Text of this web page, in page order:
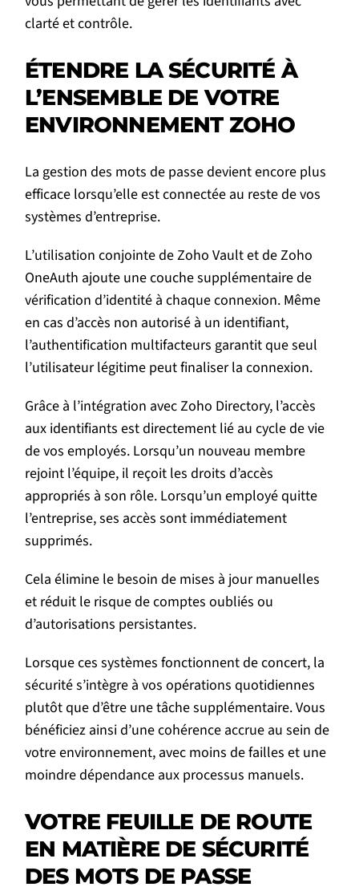
clarté et contrôle.
ÉTENDRE LA SÉCURITÉ À
L’ENSEMBLE DE VOTRE
ENVIRONNEMENT ZOHO
La gestion des mots de passe devient encore plus
efficace lorsqu’elle est connectée au reste de vos
systèmes d’entreprise.
L’utilisation conjointe de Zoho Vault et de Zoho
OneAuth ajoute une couche supplémentaire de
vérification d’identité à chaque connexion. Même
en cas d’accès non autorisé à un identifiant,
l’authentification multifacteurs garantit que seul
l’utilisateur légitime peut finaliser la connexion.
Grâce à l’intégration avec Zoho Directory, l’accès
aux identifiants est directement lié au cycle de vie
de vos employés. Lorsqu’un nouveau membre
rejoint l’équipe, il reçoit les droits d’accès
appropriés à son rôle. Lorsqu’un employé quitte
l’entreprise, ses accès sont immédiatement
supprimés.
Cela élimine le besoin de mises à jour manuelles
et réduit le risque de comptes oubliés ou
d’autorisations persistantes.
Lorsque ces systèmes fonctionnent de concert, la
sécurité s’intègre à vos opérations quotidiennes
plutôt que d’être une tâche supplémentaire. Vous
bénéficiez ainsi d’une cohérence accrue au sein de
votre environnement, avec moins de failles et une
moindre dépendance aux processus manuels.
VOTRE FEUILLE DE ROUTE
EN MATIÈRE DE SÉCURITÉ
DES MOTS DE PASSE